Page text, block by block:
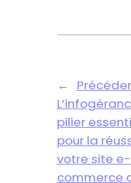
←
pilier
pour la
votre site e-
commerce